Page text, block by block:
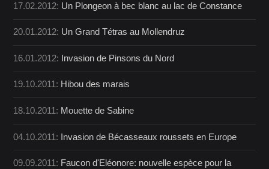
17.02.2012: Un Plongeon à bec blanc au lac de Constance
20.01.2012: Un Grand Tétras au Mollendruz
16.01.2012: Invasion de Pinsons du Nord
19.10.2011: Hibou des marais
18.10.2011: Mouette de Sabine
04.10.2011: Invasion de Bécasseaux roussets en Europe
09.09.2011: Faucon d'Eléonore: nouvelle espèce pour la